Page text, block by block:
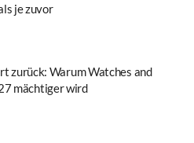
je zuvor
zurück: Warum Watches and
mächtiger wird